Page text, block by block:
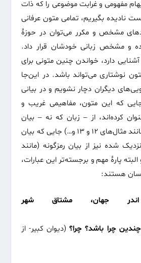
مفهومی و غرابت موضوعی را که ذات
نادیده بگیریم، تمامی متون عرفانی
مشخص و مکرر می‌توان در حوزۀ
و مشخص زبانی خودشان قرار داد.
دارد، خواندن چنین متونی برای
نوشتاری می‌تواند باشد. در این‌جا
دیگران دچار نشویم و در بیانی
که این متون، مفاهیمی غریب و
کرده‌اند، از – زبان که نه – بیان
اشارت استفاده کرد (مانند مثال‌های ۱۲ و ۱۳ و…) جایی که بیان
شده نیز از بیان رمزگونه (مانند
۶ و ۱۵ و…) و البته پارۀ مهم و برجسته‌تر این عبارات،
هستند:
جهان، مشتاق شهر
چرا باشد؟ چرا؟ (دیوان کبیر- از